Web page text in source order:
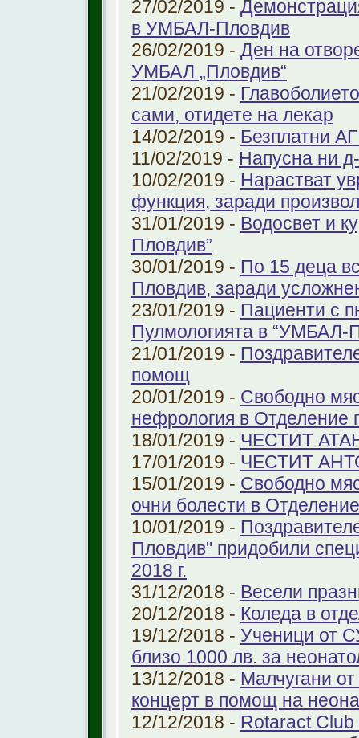
27/02/2019 -
в УМБАЛ-Пловдив
26/02/2019 - Ден на
УМБАЛ „Пловдив“
21/02/2019 -
сами, отидете на лекар
14/02/2019 - Безплатни
11/02/2019 - Напусна ни
10/02/2019 - Нарастват
функция, заради
31/01/2019 - Водосвет и
Пловдив”
30/01/2019 - По 15 деца
Пловдив, заради
23/01/2019 - Пациенти с
Пулмологията в “УМБАЛ-
21/01/2019 -
помощ
20/01/2019 - Свободно
нефрология в Отделение
18/01/2019 - ЧЕСТИТ
17/01/2019 - ЧЕСТИТ
15/01/2019 - Свободно
очни болести в
10/01/2019 -
Пловдив" придобили
2018 г.
31/12/2018 - Весели
20/12/2018 - Коледа в
19/12/2018 - Ученици от
близо 1000 лв. за
13/12/2018 - Малчугани
концерт в помощ на
12/12/2018 - Rotaract Club